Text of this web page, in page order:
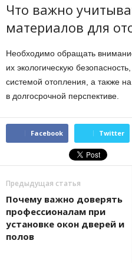
Что важно
материалов для
Необходимо обращать
их экологическую
системой отопления, а также
в долгосрочной перспективе.
Facebook Twitter
Предыдущая статья
Почему важно доверять
профессионалам при
установке окон дверей и
полов